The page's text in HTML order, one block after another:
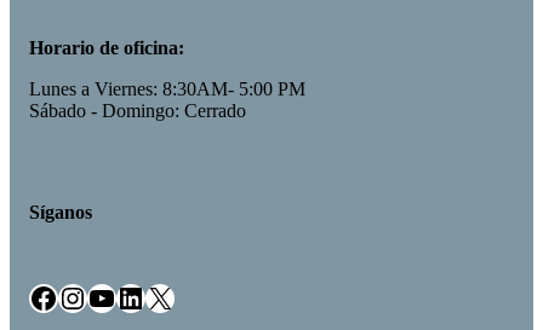
Horario de oficina:
Lunes a Viernes: 8:30AM- 5:00 PM
Sábado - Domingo: Cerrado
Síganos
Facebook InstagramYouTube LinkedIn X